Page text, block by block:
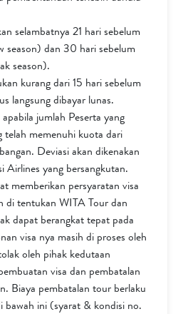
selambatnya 21 hari sebelum
season) dan 30 hari sebelum
season).
kurang dari 15 hari sebelum
langsung dibayar lunas.
jumlah Peserta yang
telah memenuhi kuota dari
Deviasi akan dikenakan
Airlines yang bersangkutan.
memberikan persyaratan visa
di tentukan WITA Tour dan
dapat berangkat tepat pada
visa nya masih di proses oleh
oleh pihak kedutaan
visa dan pembatalan
Biaya pembatalan tour berlaku
bawah ini (syarat & kondisi no.